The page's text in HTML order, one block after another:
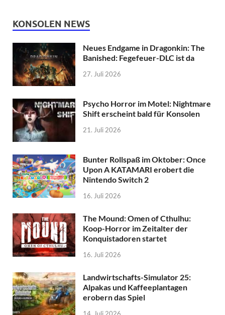
KONSOLEN NEWS
Neues Endgame in Dragonkin: The
Banished: Fegefeuer-DLC ist da
27. Juli 2026
Psycho Horror im Motel: Nightmare
Shift erscheint bald für Konsolen
21. Juli 2026
Bunter Rollspaß im Oktober: Once
Upon A KATAMARI erobert die
Nintendo Switch 2
16. Juli 2026
The Mound: Omen of Cthulhu:
Koop-Horror im Zeitalter der
Konquistadoren startet
16. Juli 2026
Landwirtschafts-Simulator 25:
Alpakas und Kaffeeplantagen
erobern das Spiel
14. Juli 2026